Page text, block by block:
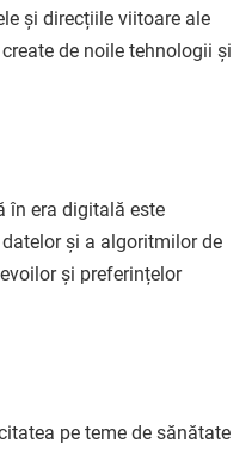
și direcțiile viitoare ale
de noile tehnologii și
în era digitală este
și a algoritmilor de
și preferințelor
pe teme de sănătate